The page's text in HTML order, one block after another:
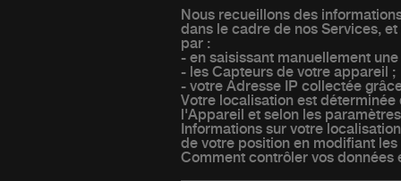
Nous recueillons des
dans le cadre de nos Services,
par :
- en saisissant manuellement
- les Capteurs de votre appareil ;
- votre Adresse IP collectée
Votre localisation est
l'Appareil et selon les
Informations sur votre
de votre position en modifiant
Comment contrôler vos